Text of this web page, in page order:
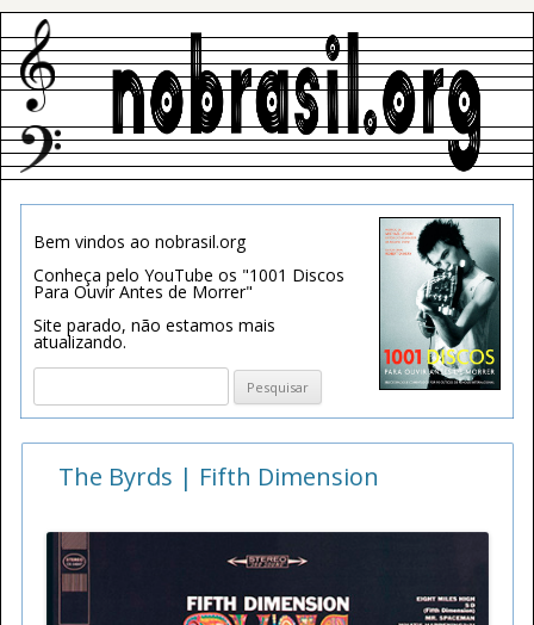
Bem vindos ao nobrasil.org
Conheça pelo YouTube os "1001 Discos
Para Ouvir Antes de Morrer"
Site parado, não estamos mais
atualizando.
Pesquisar
The Byrds | Fifth Dimension